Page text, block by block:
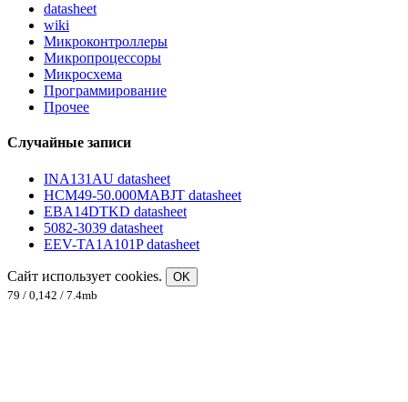
datasheet
wiki
Микроконтроллеры
Микропроцессоры
Микросхема
Программирование
Прочее
Случайные записи
INA131AU datasheet
HCM49-50.000MABJT datasheet
EBA14DTKD datasheet
5082-3039 datasheet
EEV-TA1A101P datasheet
Сайт использует cookies.
OK
79 / 0,142 / 7.4mb